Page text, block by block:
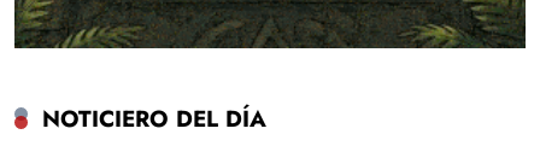
NOTICIERO DEL DÍA